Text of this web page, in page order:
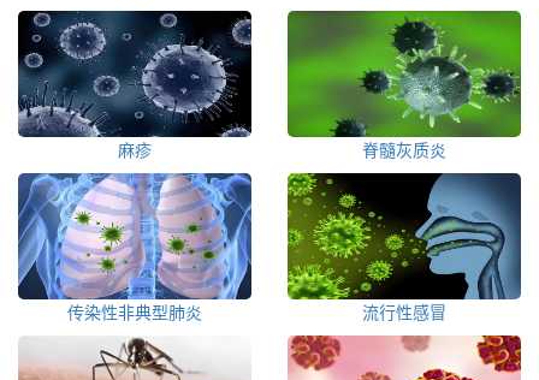
麻疹 脊髓灰质炎
传染性非典型肺炎 流行性感冒